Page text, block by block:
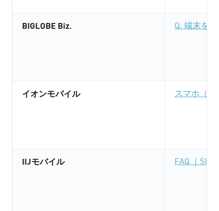
BIGLOBE Biz. Q. 端末を
イオンモバイル スマホ（
IIJモバイル FAQ ｜